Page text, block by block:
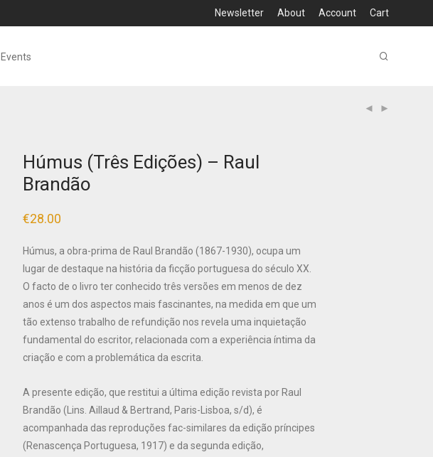
Newsletter About Account Cart
Events
Húmus (Três Edições) – Raul
Brandão
€28.00
Húmus, a obra-prima de Raul Brandão (1867-1930), ocupa um
lugar de destaque na história da ficção portuguesa do século XX.
O facto de o livro ter conhecido três versões em menos de dez
anos é um dos aspectos mais fascinantes, na medida em que um
tão extenso trabalho de refundição nos revela uma inquietação
fundamental do escritor, relacionada com a experiência íntima da
criação e com a problemática da escrita.
A presente edição, que restitui a última edição revista por Raul
Brandão (Lins. Aillaud & Bertrand, Paris-Lisboa, s/d), é
acompanhada das reproduções fac-similares da edição príncipes
(Renascença Portuguesa, 1917) e da segunda edição,